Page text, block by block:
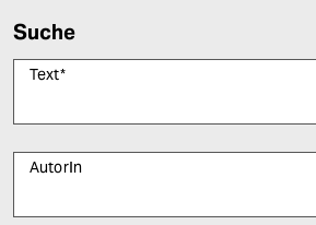
Suche
Text*
AutorIn